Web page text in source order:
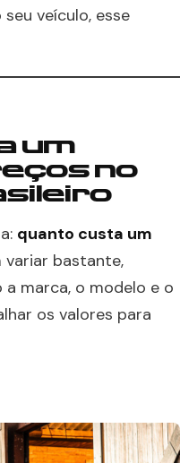
veículo, esse
um
no
quanto custa um
variar bastante,
marca, o modelo e o
os valores para